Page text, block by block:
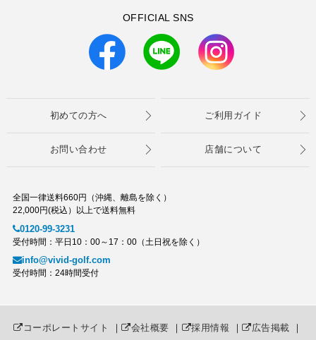
OFFICIAL SNS
初めての方へ ご利用ガイド
お問い合わせ 店舗について
全国一律送料660円（沖縄、離島を除く）
22,000円(税込）以上で送料無料
0120-99-3231
受付時間：平日10：00～17：00（土日祝を除く）
info@vivid-golf.com
受付時間：24時間受付
コーポレートサイト ｜ 会社概要 ｜ 採用情報 ｜ 広告掲載 ｜